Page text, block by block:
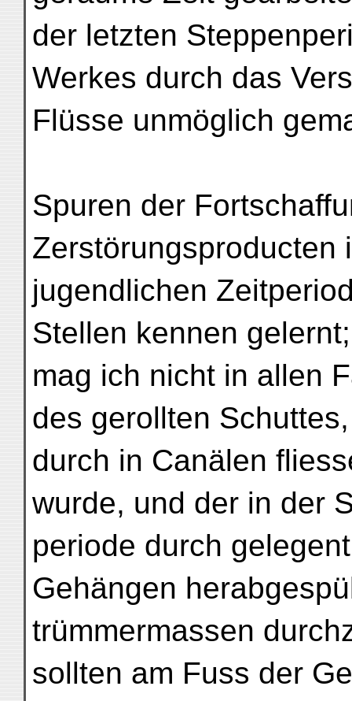
der letzten
Werkes durch das
Flüsse unmöglich
Spuren der
Zerstörungsproducten
jugendlichen
Stellen kennen
mag ich nicht in allen
des gerollten
durch in Canälen
wurde, und der in der
periode durch
Gehängen
trümmermassen
sollten am Fuss der